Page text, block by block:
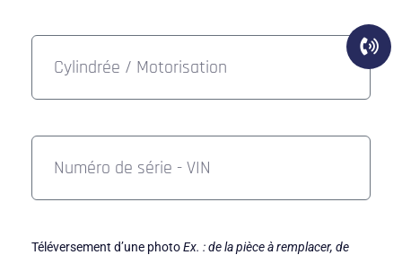
Téléversement d’une photoEx. : de la pièce à remplacer, de